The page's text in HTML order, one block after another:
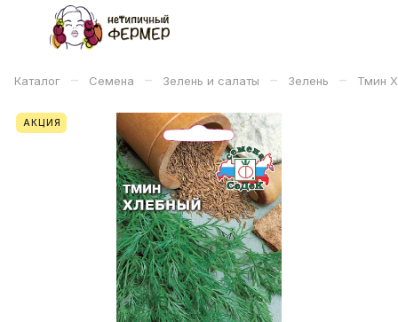
Каталог – Семена – Зелень и салаты – Зелень – Тмин
АКЦИЯ